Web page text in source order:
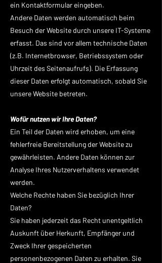
ein Kontaktformular eingeben.
Andere Daten werden automatisch beim
Besuch der Website durch unsere IT-Systeme
erfasst. Das sind vor allem technische Daten
(z.B. Internetbrowser, Betriebssystem oder
Uhrzeit des Seitenaufrufs). Die Erfassung
dieser Daten erfolgt automatisch, sobald Sie
unsere Website betreten.
Wofür nutzen wir Ihre Daten?
Ein Teil der Daten wird erhoben, um eine
fehlerfreie Bereitstellung der Website zu
gewährleisten. Andere Daten können zur
Analyse Ihres Nutzerverhaltens verwendet
werden.
Welche Rechte haben Sie bezüglich Ihrer
Daten?
Sie haben jederzeit das Recht unentgeltlich
Auskunft über Herkunft, Empfänger und
Zweck Ihrer gespeicherten
personenbezogenen Daten zu erhalten. Sie